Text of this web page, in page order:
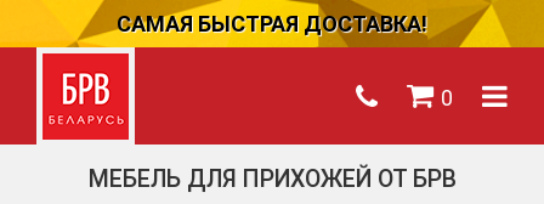
САМАЯ БЫСТРАЯ ДОСТАВКА!
0
МЕБЕЛЬ ДЛЯ ПРИХОЖЕЙ ОТ БРВ